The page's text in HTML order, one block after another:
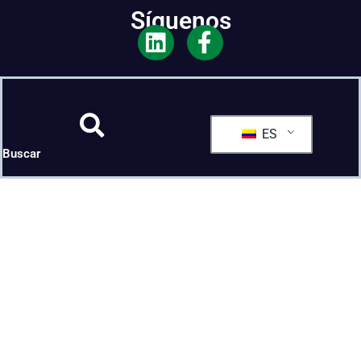
Síguenos
Buscar
ES